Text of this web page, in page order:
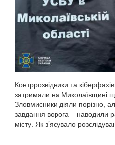
Контррозвідники та
затримали на Миколаївщині
Зловмисники діяли порізно,
завдання ворога – наводили
місту. Як з’ясувало